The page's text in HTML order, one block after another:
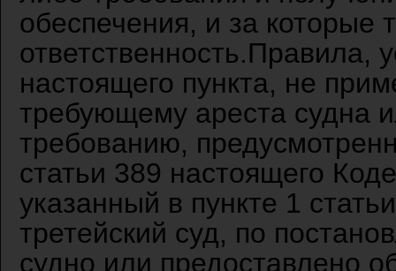
обеспечения, и за которые
ответственность.Правила,
настоящего пункта, не
требующему ареста судна
требованию,
статьи 389 настоящего
указанный в пункте 1
третейский суд, по
судно или предоставлено